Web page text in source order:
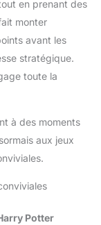
de 8 ans. Durée
jeu : environ 30
Anglais,
Matériau : 150
à jouer, 1 bloc de
1 règle du jeu.
en Allemagne.
cette carte
poser face
cachée de la
s’il veut
(cachées ou
tirée, il la
les
cartes d’un
colonne sont
toutes ses
qui restent
100 points ou
de points
en prenant des
monter
avant les
stratégique.
toute la
à des moments
aux jeux
Potter